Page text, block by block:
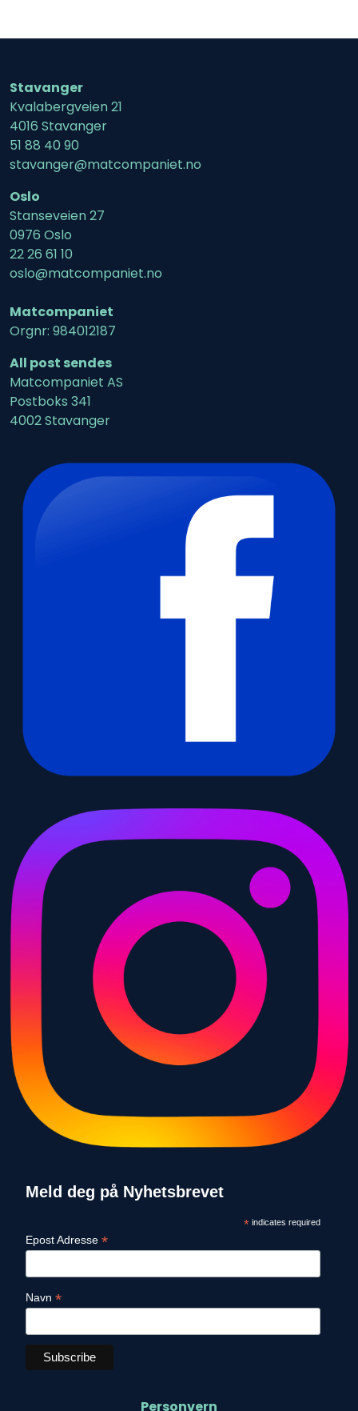
Stavanger
Kvalabergveien 21
4016 Stavanger
51 88 40 90
stavanger@matcompaniet.no
Oslo
Stanseveien 27
0976 Oslo
22 26 61 10
oslo@matcompaniet.no
Matcompaniet
Orgnr: 984012187
All post sendes
Matcompaniet AS
Postboks 341
4002 Stavanger
Meld deg på Nyhetsbrevet
*indicates required
Epost Adresse *
Navn *
Personvern